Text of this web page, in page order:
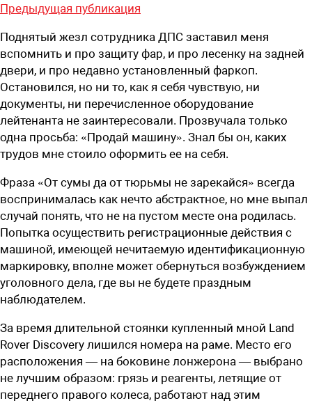
Предыдущая публикация
Поднятый жезл сотрудника ДПС заставил меня
вспомнить и про защиту фар, и про лесенку на задней
двери, и про недавно установленный фаркоп.
Остановился, но ни то, как я себя чувствую, ни
документы, ни перечисленное оборудование
лейтенанта не заинтересовали. Прозвучала только
одна просьба: «Продай машину». Знал бы он, каких
трудов мне стоило оформить ее на себя.
Фраза «От сумы да от тюрьмы не зарекайся» всегда
воспринималась как нечто абстрактное, но мне выпал
случай понять, что не на пустом месте она родилась.
Попытка осуществить регистрационные действия с
машиной, имеющей нечитаемую идентификационную
маркировку, вполне может обернуться возбуждением
уголовного дела, где вы не будете праздным
наблюдателем.
За время длительной стоянки купленный мной Land
Rover Discovery лишился номера на раме. Место его
расположения — на боковине лонжерона — выбрано
не лучшим образом: грязь и реагенты, летящие от
переднего правого колеса, работают над этим